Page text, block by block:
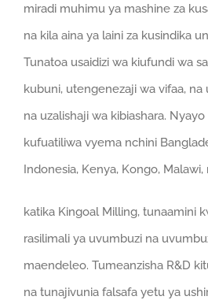
miradi muhimu ya mashine za
na kila aina ya laini za kusindika
Tunatoa usaidizi wa kiufundi wa
kubuni, utengenezaji wa vifaa,
na uzalishaji wa kibiashara.
kufuatiliwa vyema nchini
Indonesia, Kenya, Kongo,
katika Kingoal Milling, tunaamini
rasilimali ya uvumbuzi na
maendeleo. Tumeanzisha R&D
na tunajivunia falsafa yetu ya